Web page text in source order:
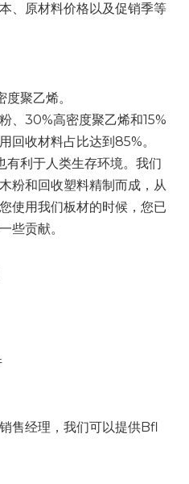
、原材料价格以及促销季等
聚乙烯。
、30%高密度聚乙烯和15%
回收材料占比达到85%。
利于人类生存环境。我们
粉和回收塑料精制而成，从
使用我们板材的时候，您已
些贡献。
售经理，我们可以提供Bfl